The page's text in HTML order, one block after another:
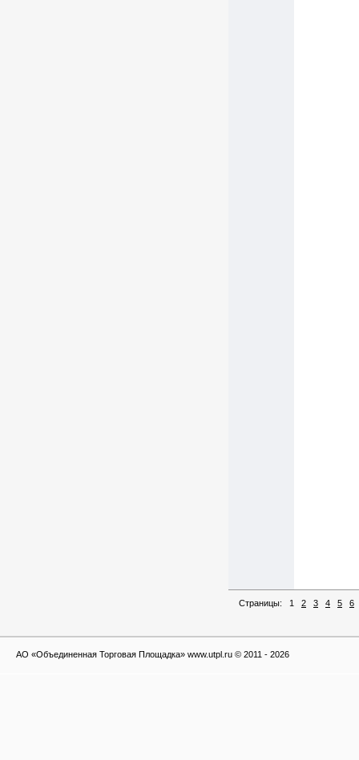
Страницы: 1 2 3 4 5 6
АО «Объединенная Торговая Площадка» www.utpl.ru © 2011 - 2026